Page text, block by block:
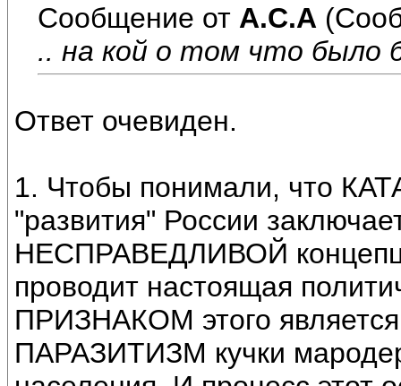
Сообщение от А.С.А
.. на кой о том что было
Ответ очевиден.
1. Чтобы понимали, что
"развития" России
НЕСПРАВЕДЛИВОЙ
проводит настоящая
ПРИЗНАКОМ этого
ПАРАЗИТИЗМ кучки